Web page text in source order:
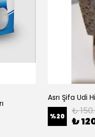
Asrı Şifa Udi
%20 ₺
₺